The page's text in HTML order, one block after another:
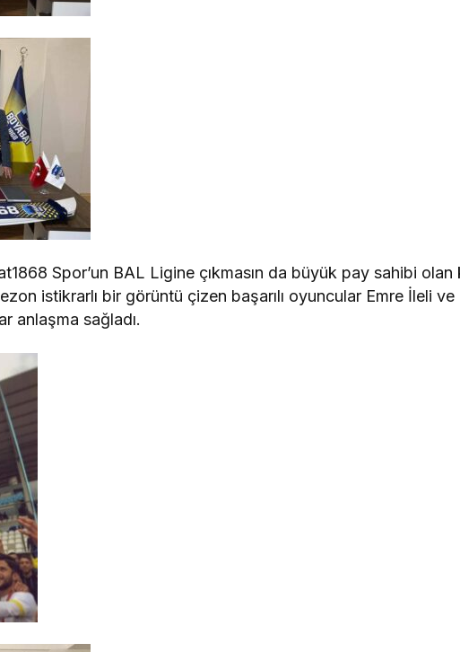
Spor’un BAL Ligine çıkmasın da büyük pay sahibi olan
istikrarlı bir görüntü çizen başarılı oyuncular Emre İleli ve
anlaşma sağladı.